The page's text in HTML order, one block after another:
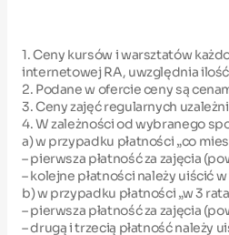
1. Ceny kursów i warsztatów
internetowej RA, uwzględnia
2. Podane w ofercie ceny są
3. Ceny zajęć regularnych
4. W zależności od wybranego
a) w przypadku płatności „co
– pierwsza płatność za zajęcia
– kolejne płatności należy uiścić
b) w przypadku płatności „w 3
– pierwsza płatność za zajęcia
– drugą i trzecią płatność należy